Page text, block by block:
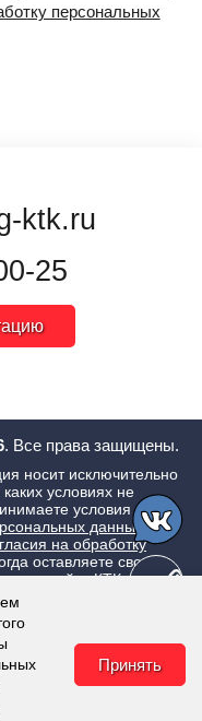
персональных
ktk.ru
25
Принять
. Все права защищены.
носит исключительно
условиях не
условия
данных ,
на обработку
оставляете свои
на сайте КТК - Все